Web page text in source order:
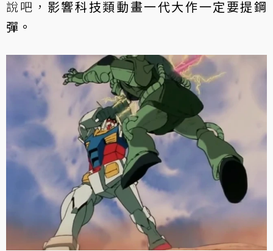
說吧， 影響科技類動畫一代大作一定要提鋼
彈。